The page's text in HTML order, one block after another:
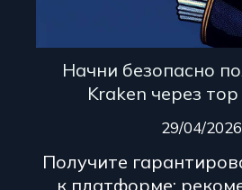
Начни безопасно
Kraken через
29/04/2026
Получите
к платформе: